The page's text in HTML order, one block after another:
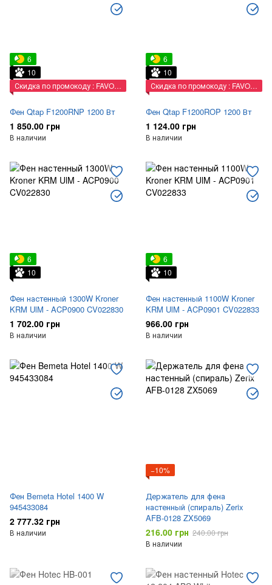
6
10
Скидка по промокоду : FAVORIT
Фен Qtap F1200RNP 1200 Вт
1 850.00 грн
В наличии
6
10
Скидка по промокоду : FAVORIT
Фен Qtap F1200ROP 1200 Вт
1 124.00 грн
В наличии
6
10
Фен настенный 1300W Kroner
KRM UlM - ACP0900 CV022830
1 702.00 грн
В наличии
6
10
Фен настенный 1100W Kroner
KRM UlM - ACP0901 CV022833
966.00 грн
В наличии
Фен Bemeta Hotel 1400 W
945433084
2 777.32 грн
В наличии
−10%
Держатель для фена
настенный (спираль) Zerix
AFB-0128 ZX5069
216.00 грн 240.00 грн
В наличии